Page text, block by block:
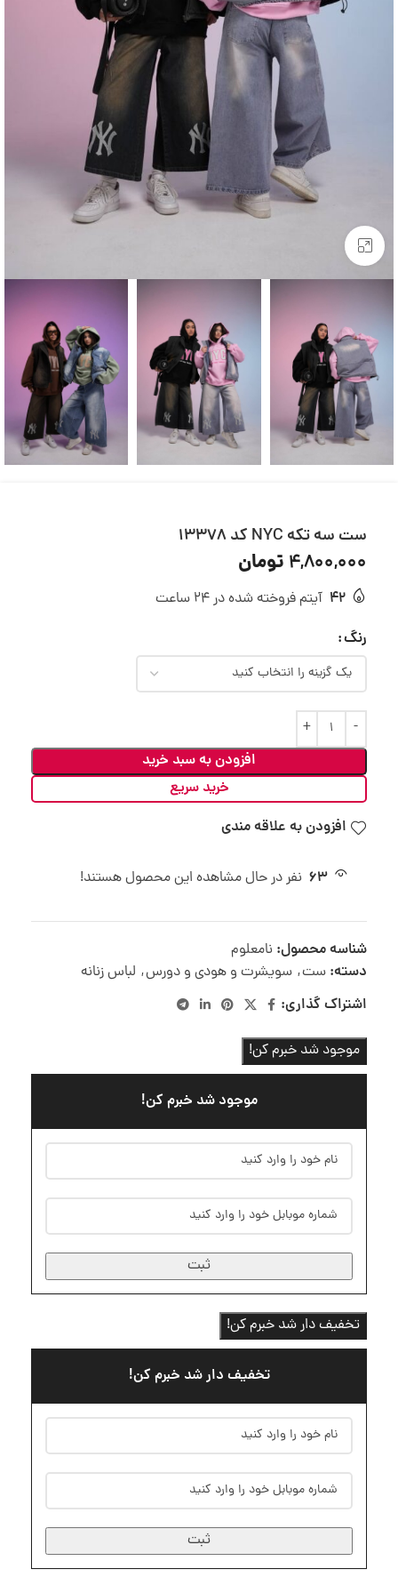
بزرگنمایی تصویر
ست سه تکه NYC کد 13378
4,800,000 تومان
42 آیتم فروخته شده در 24 ساعت
رنگ
افزودن به سبد خرید
خرید سریع
افزودن به علاقه مندی
63 نفر در حال مشاهده این محصول هستند!
شناسه محصول: نامعلوم
دسته: ست, سویشرت و هودی و دورس, لباس زنانه
اشتراک گذاری:
موجود شد خبرم کن!
موجود شد خبرم کن!
ثبت
تخفیف دار شد خبرم کن!
تخفیف دار شد خبرم کن!
ثبت